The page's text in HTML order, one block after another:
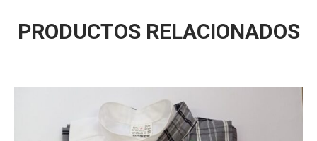
PRODUCTOS RELACIONADOS